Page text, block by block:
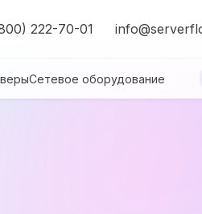
222-70-01
Сетевое оборудование